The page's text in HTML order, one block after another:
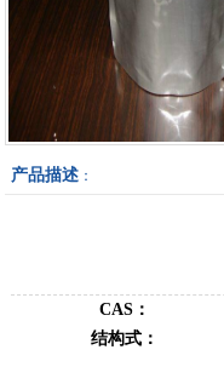
产品描述 ：
CAS：
结构式：